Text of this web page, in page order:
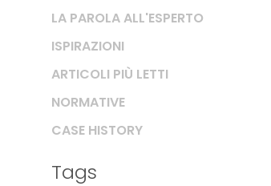
LA PAROLA ALL'ESPERTO
ISPIRAZIONI
ARTICOLI PIÙ LETTI
NORMATIVE
CASE HISTORY
Tags